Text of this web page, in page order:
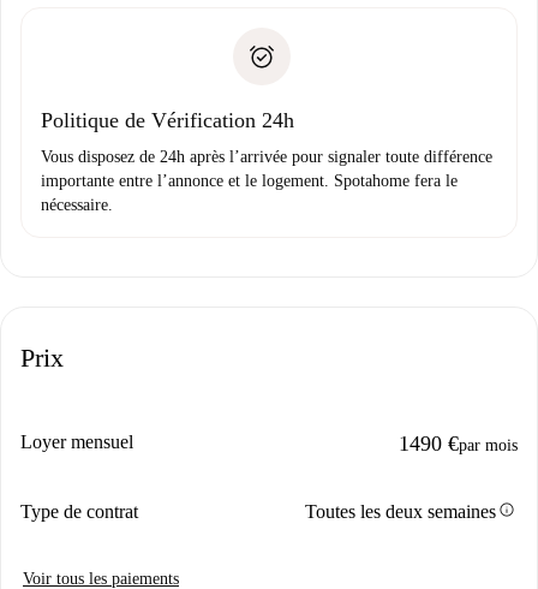
Justificatif de solvabilité
uniquement si aucun problème n'est signalé.
Politique de Vérification 24h
Vous disposez de 24h après l’arrivée pour signaler toute différence
importante entre l’annonce et le logement. Spotahome fera le
nécessaire.
Prix
Loyer mensuel 1490 €par mois
Type de contrat Toutes les deux semainesinfo
Voir tous les paiements